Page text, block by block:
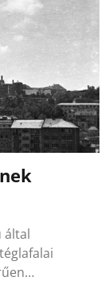
által